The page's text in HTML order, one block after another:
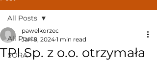
All Posts
SORA
All Posts
TPI Sp. z o.o. otrzymała
pawelkorzec
Jan 8, 2024 1 min read